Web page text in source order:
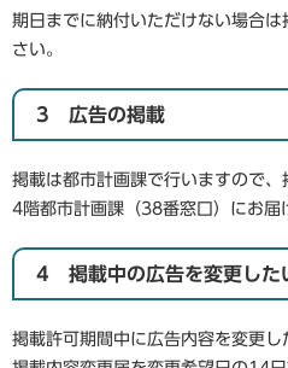
期日までに納付いただけない場合
さい。
3 広告の掲載
掲載は都市計画課で行いますので
4階都市計画課（38番窓口）にお届
4 掲載中の広告を変更した
掲載許可期間中に広告内容を変更